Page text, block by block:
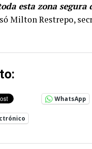
esta zona
Milton Restrepo,
WhatsApp